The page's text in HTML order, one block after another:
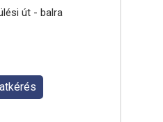
út - balra